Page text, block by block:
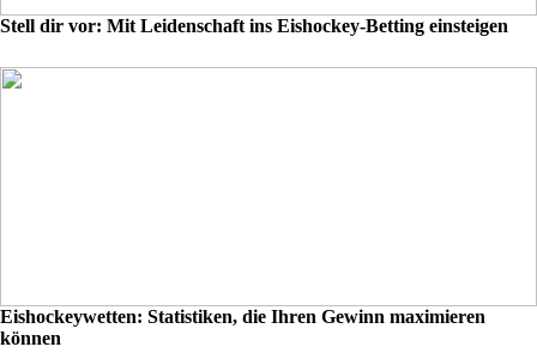
Stell dir vor: Mit Leidenschaft ins Eishockey-Betting einsteigen
Eishockeywetten: Statistiken, die Ihren Gewinn maximieren
können